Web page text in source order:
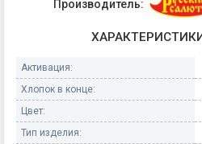
Производитель:
Активация:
Хлопок в конце:
Цвет:
Тип изделия: